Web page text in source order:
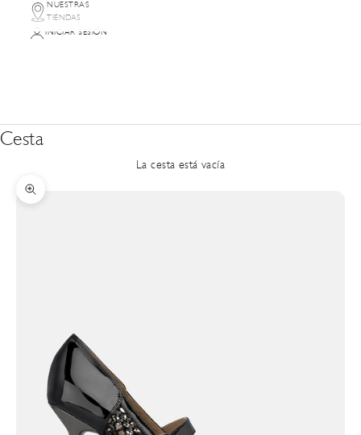
NUESTRAS
TIENDAS
INICIAR SESIÓN
Cesta
La cesta está vacía
Zoom